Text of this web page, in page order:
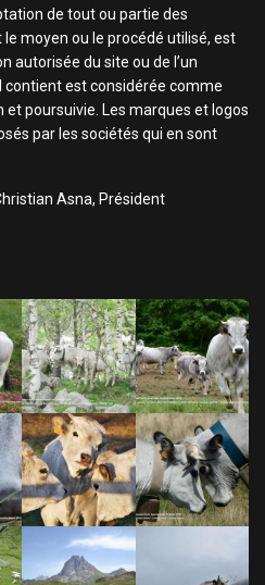
de tout ou partie des
moyen ou le procédé utilisé, est
autorisée du site ou de l’un
contient est considérée comme
poursuivie. Les marques et logos
par les sociétés qui en sont
Asna, Président